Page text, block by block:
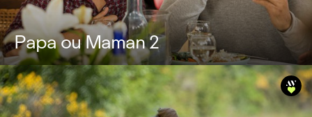
Papa ou Maman 2